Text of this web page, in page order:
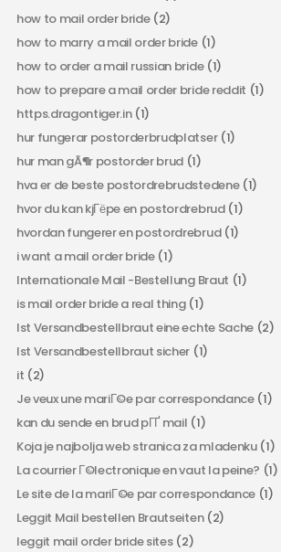
how to mail order bride(2)
how to marry a mail order bride(1)
how to order a mail russian bride(1)
how to prepare a mail order bride reddit (1)
https.dragontiger.in(1)
hur fungerar postorderbrudplatser(1)
hur man gÃ¶r postorder brud (1)
hva er de beste postordrebrudstedene(1)
hvor du kan kjГёpe en postordrebrud(1)
hvordan fungerer en postordrebrud(1)
i want a mail order bride(1)
Internationale Mail -Bestellung Braut (1)
is mail order bride a real thing(1)
Ist Versandbestellbraut eine echte Sache(2)
Ist Versandbestellbraut sicher (1)
it (2)
Je veux une mariГ©e par correspondance(1)
kan du sende en brud pГҐ mail (1)
Koja je najbolja web stranica za mladenku(1)
La courrier Г©lectronique en vaut la peine? (1)
Le site de la mariГ©e par correspondance(1)
Leggit Mail bestellen Brautseiten(2)
leggit mail order bride sites(2)